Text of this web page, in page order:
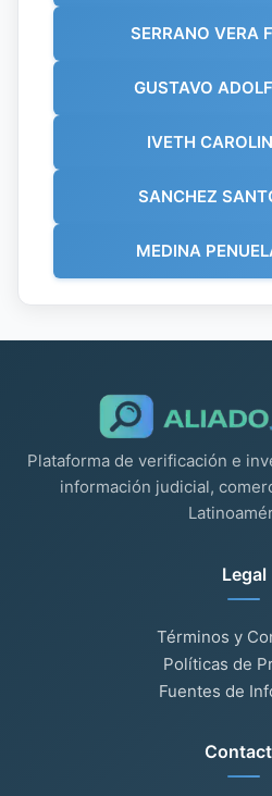
SERRANO VERA
GUSTAVO
IVETH
SANCHEZ
MEDINA
Plataforma de verificación e
información judicial,
Legal
Términos y
Políticas de
Fuentes de